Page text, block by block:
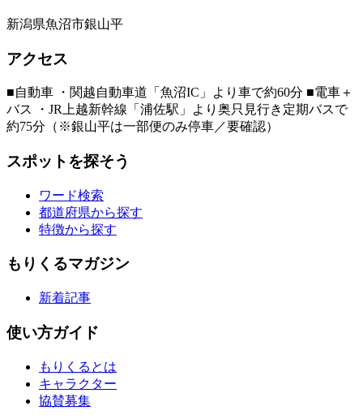
新潟県魚沼市銀山平
アクセス
■自動車 ・関越自動車道「魚沼IC」より車で約60分 ■電車＋
バス ・JR上越新幹線「浦佐駅」より奥只見行き定期バスで
約75分（※銀山平は一部便のみ停車／要確認）
スポットを探そう
ワード検索
都道府県から探す
特徴から探す
もりくるマガジン
新着記事
使い方ガイド
もりくるとは
キャラクター
協賛募集